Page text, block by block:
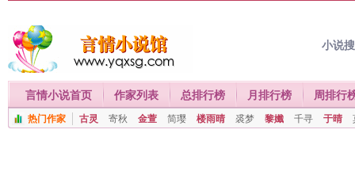
小说
言情小说首页 作家列表 总排行榜 月排行榜 周排行
热门作家 古灵 寄秋 金萱 简璎 楼雨晴 裘梦 黎孅 千寻 于晴